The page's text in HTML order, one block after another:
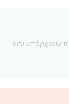
Δεν υπάρχουν